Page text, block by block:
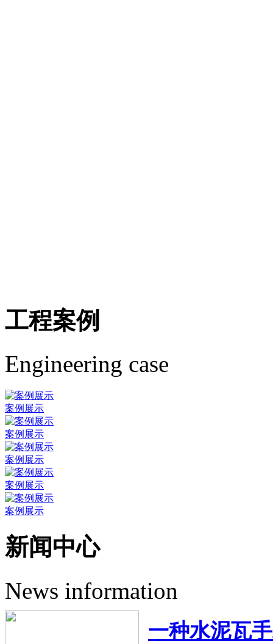
工程案例
Engineering case
案例展示
案例展示
案例展示
案例展示
案例展示
新闻中心
News information
一种水泥瓦